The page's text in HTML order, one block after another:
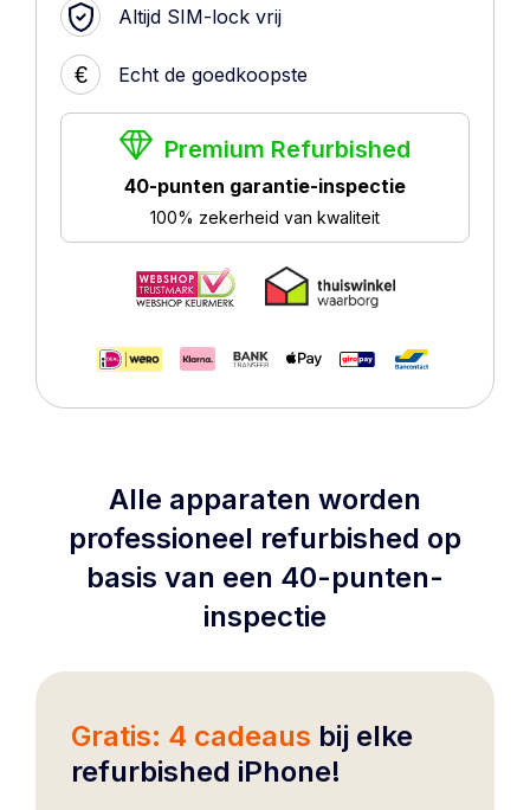
Altijd SIM-lock vrij
€ Echt de goedkoopste
Premium Refurbished
40-punten garantie-inspectie
100% zekerheid van kwaliteit
Alle apparaten worden
professioneel refurbished op
basis van een 40-punten-
inspectie
Gratis: 4 cadeaus bij elke
refurbished iPhone!